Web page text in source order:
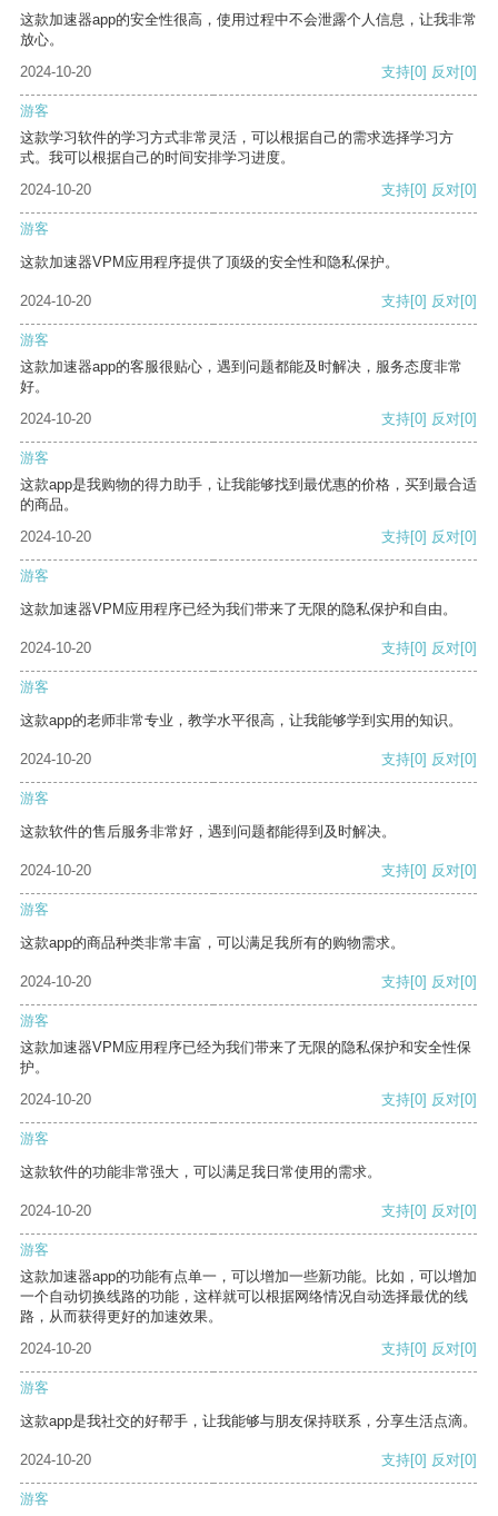
这款加速器app的安全性很高，使用过程中不会泄露个人信息，让我非常
放心。
2024-10-20
支持[0] 反对[0]
游客
这款学习软件的学习方式非常灵活，可以根据自己的需求选择学习方
式。我可以根据自己的时间安排学习进度。
2024-10-20
支持[0] 反对[0]
游客
这款加速器VPM应用程序提供了顶级的安全性和隐私保护。
2024-10-20 支持[0] 反对[0]
游客
这款加速器app的客服很贴心，遇到问题都能及时解决，服务态度非常
好。
2024-10-20
支持[0] 反对[0]
游客
这款app是我购物的得力助手，让我能够找到最优惠的价格，买到最合适
的商品。
2024-10-20
支持[0] 反对[0]
游客
这款加速器VPM应用程序已经为我们带来了无限的隐私保护和自由。
2024-10-20 支持[0] 反对[0]
游客
这款app的老师非常专业，教学水平很高，让我能够学到实用的知识。
2024-10-20 支持[0] 反对[0]
游客
这款软件的售后服务非常好，遇到问题都能得到及时解决。
2024-10-20 支持[0] 反对[0]
游客
这款app的商品种类非常丰富，可以满足我所有的购物需求。
2024-10-20 支持[0] 反对[0]
游客
这款加速器VPM应用程序已经为我们带来了无限的隐私保护和安全性保
护。
2024-10-20
支持[0] 反对[0]
游客
这款软件的功能非常强大，可以满足我日常使用的需求。
2024-10-20 支持[0] 反对[0]
游客
这款加速器app的功能有点单一，可以增加一些新功能。比如，可以增加
一个自动切换线路的功能，这样就可以根据网络情况自动选择最优的线
路，从而获得更好的加速效果。
2024-10-20
支持[0] 反对[0]
游客
这款app是我社交的好帮手，让我能够与朋友保持联系，分享生活点滴。
2024-10-20 支持[0] 反对[0]
游客